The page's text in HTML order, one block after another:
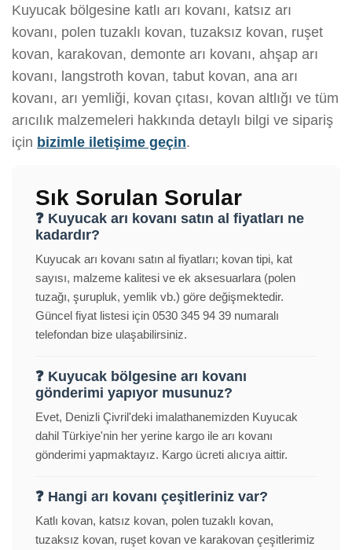
Kuyucak bölgesine katlı arı kovanı, katsız arı
kovanı, polen tuzaklı kovan, tuzaksız kovan, ruşet
kovan, karakovan, demonte arı kovanı, ahşap arı
kovanı, langstroth kovan, tabut kovan, ana arı
kovanı, arı yemliği, kovan çıtası, kovan altlığı ve tüm
arıcılık malzemeleri hakkında detaylı bilgi ve sipariş
için bizimle iletişime geçin.
Sık Sorulan Sorular
❓ Kuyucak arı kovanı satın al fiyatları ne
kadardır?
Kuyucak arı kovanı satın al fiyatları; kovan tipi, kat
sayısı, malzeme kalitesi ve ek aksesuarlara (polen
tuzağı, şurupluk, yemlik vb.) göre değişmektedir.
Güncel fiyat listesi için 0530 345 94 39 numaralı
telefondan bize ulaşabilirsiniz.
❓ Kuyucak bölgesine arı kovanı
gönderimi yapıyor musunuz?
Evet, Denizli Çivril'deki imalathanemizden Kuyucak
dahil Türkiye'nin her yerine kargo ile arı kovanı
gönderimi yapmaktayız. Kargo ücreti alıcıya aittir.
❓ Hangi arı kovanı çeşitleriniz var?
Katlı kovan, katsız kovan, polen tuzaklı kovan,
tuzaksız kovan, ruşet kovan ve karakovan çeşitlerimiz